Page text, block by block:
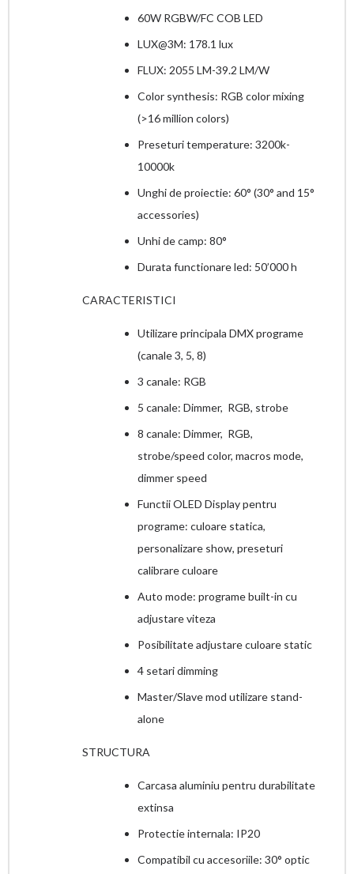
60W RGBW/FC COB LED
LUX@3M: 178.1 lux
FLUX: 2055 LM-39.2 LM/W
Color synthesis: RGB color mixing
(>16 million colors)
Preseturi temperature: 3200k-
10000k
Unghi de proiectie: 60° (30° and 15°
accessories)
Unhi de camp: 80°
Durata functionare led: 50’000 h
CARACTERISTICI
Utilizare principala DMX programe
(canale 3, 5, 8)
3 canale: RGB
5 canale: Dimmer, RGB, strobe
8 canale: Dimmer, RGB,
strobe/speed color, macros mode,
dimmer speed
Functii OLED Display pentru
programe: culoare statica,
personalizare show, preseturi
calibrare culoare
Auto mode: programe built-in cu
adjustare viteza
Posibilitate adjustare culoare static
4 setari dimming
Master/Slave mod utilizare stand-
alone
STRUCTURA
Carcasa aluminiu pentru durabilitate
extinsa
Protectie internala: IP20
Compatibil cu accesoriile: 30° optic